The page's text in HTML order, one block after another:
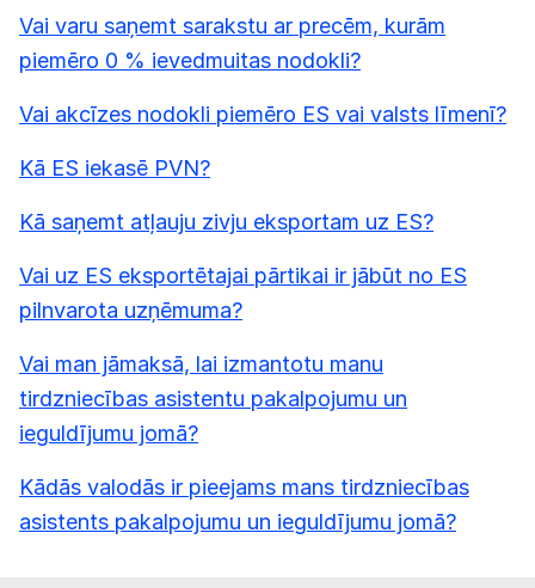
Vai varu saņemt sarakstu ar precēm, kurām
piemēro 0 % ievedmuitas nodokli?
Vai akcīzes nodokli piemēro ES vai valsts līmenī?
Kā ES iekasē PVN?
Kā saņemt atļauju zivju eksportam uz ES?
Vai uz ES eksportētajai pārtikai ir jābūt no ES
pilnvarota uzņēmuma?
Vai man jāmaksā, lai izmantotu manu
tirdzniecības asistentu pakalpojumu un
ieguldījumu jomā?
Kādās valodās ir pieejams mans tirdzniecības
asistents pakalpojumu un ieguldījumu jomā?